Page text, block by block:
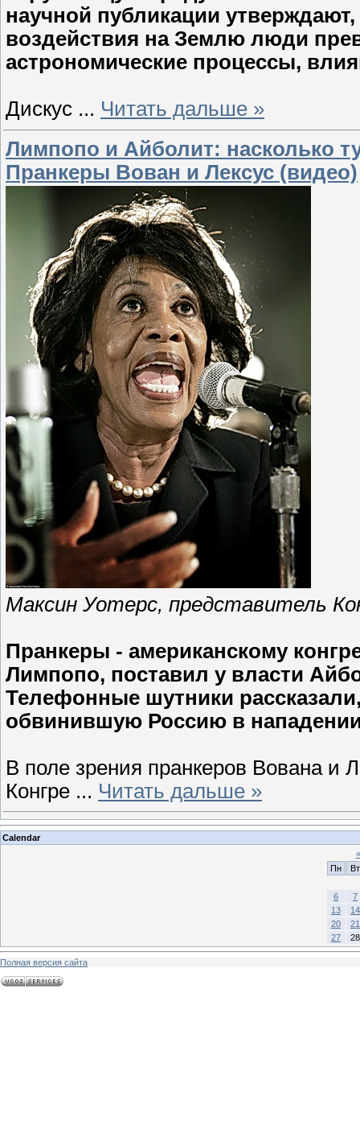
научной публикации
воздействия на Землю люди
астрономические процессы,
Дискус ... Читать дальше »
Лимпопо и Айболит: насколько
Пранкеры Вован и Лексус (видео)
Максин Уотерс, представитель
Пранкеры - американскому
Лимпопо, поставил у власти
Телефонные шутники
обвинившую Россию в
В поле зрения пранкеров Вована и
Конгре ... Читать дальше »
Calendar
«
Пн
Вт
6
7
13
14
20
21
27
28
Полная версия сайта